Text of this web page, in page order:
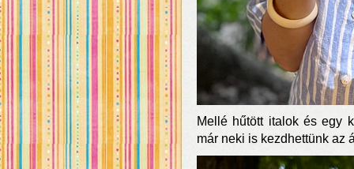
Mellé hűtött italok és egy
már neki is kezdhettünk az